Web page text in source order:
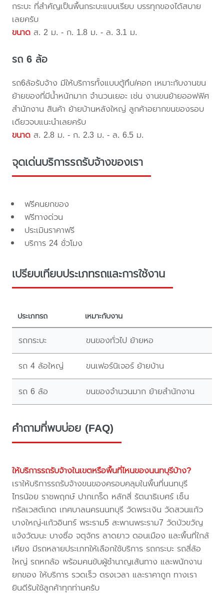
กระบะ ที่สำคัญเป็นพื้นกระบะแบบเรียบ บรรทุกของได้สบาย
เลยครับ
ขนาด ส. 2 ม. - ก. 1.8 ม. - ล. 3.1 ม.
รถ 6 ล้อ
รถ6ล้อรับจ้าง มีให้บริการทั้งแบบตู้ทึบ/คอก เหมาะกับงานขน
ย้ายของที่มีน้ำหนักมาก จำนวนเยอะ เช่น งานขนย้ายออฟฟิศ
สำนักงาน สินค้า ย้ายบ้านหลังใหญ่ ลูกค้าอยากขนของรอบ
เดียวจบแนะนำเลยครับ
ขนาด ส. 2.8 ม. - ก. 2.3 ม. - ล. 6.5 ม.
จุดเด่นบริการรถรับจ้างของเรา
ฟรีคนยกของ
ฟรีทางด่วน
ประเมินราคาฟรี
บริการ 24 ชั่วโมง
เปรียบเทียบประเภทรถและการใช้งาน
ประเภทรถ เหมาะกับงาน
รถกระบะ ขนของทั่วไป ย้ายหอ
รถ 4 ล้อใหญ่ ขนเฟอร์นิเจอร์ ย้ายบ้าน
รถ 6 ล้อ ขนของจำนวนมาก ย้ายสำนักงาน
คำถามที่พบบ่อย (FAQ)
ให้บริการรถรับจ้างในเขตหรือพื้นที่ไหนของนนทบุรีบ้าง?
เราให้บริการรถรับจ้างขนของครอบคลุมในพื้นที่นนทบุรี
ไทรน้อย ราชพฤกษ์ ปากเกร็ด หลักสี่ รัตนาธิเบศร์ เซ็น
ทรัลเวสต์เกต เทศบาลนครนนทบุรี วัดพระเงิน วัดสวนแก้ว
บางใหญ่-แก้วอินทร์ พระราม5 สะพานพระราม7 วัดบัวขวัญ
แจ้งวัฒนะ บางซื่อ จตุจักร ลาดยาว ดอนเมือง และพื้นที่ใกล้
เคียง มีรถหลายประเภทให้เลือกใช้บริการ รถกระบะ รถสี่ล้อ
ใหญ่ รถหกล้อ พร้อมคนขับผู้ชำนาญเส้นทาง และพนักงาน
ยกของ ให้บริการ รวดเร็ว ตรงเวลา และราคาถูก ทางเรา
ยินดีรับใช้ลูกค้าทุกท่านครับ